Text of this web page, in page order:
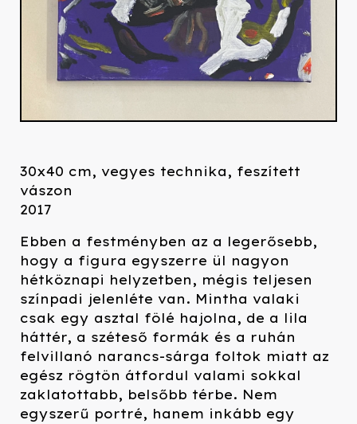
30x40 cm, vegyes technika, feszített
vászon
2017
Ebben a festményben az a legerősebb,
hogy a figura egyszerre ül nagyon
hétköznapi helyzetben, mégis teljesen
színpadi jelenléte van. Mintha valaki
csak egy asztal fölé hajolna, de a lila
háttér, a széteső formák és a ruhán
felvillanó narancs-sárga foltok miatt az
egész rögtön átfordul valami sokkal
zaklatottabb, belsőbb térbe. Nem
egyszerű portré, hanem inkább egy